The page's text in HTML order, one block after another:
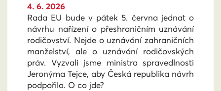
4. 6. 2026
Rada EU bude v pátek 5. června jednat o
návrhu nařízení o přeshraničním uznávání
rodičovství. Nejde o uznávání zahraničních
manželství, ale o uznávání rodičovských
práv. Vyzvali jsme ministra spravedlnosti
Jeronýma Tejce, aby Česká republika návrh
podpořila. O co jde?